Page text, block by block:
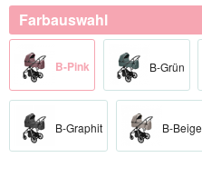
Farbauswahl
B-Pink B-Grün
B-Graphit B-Beige